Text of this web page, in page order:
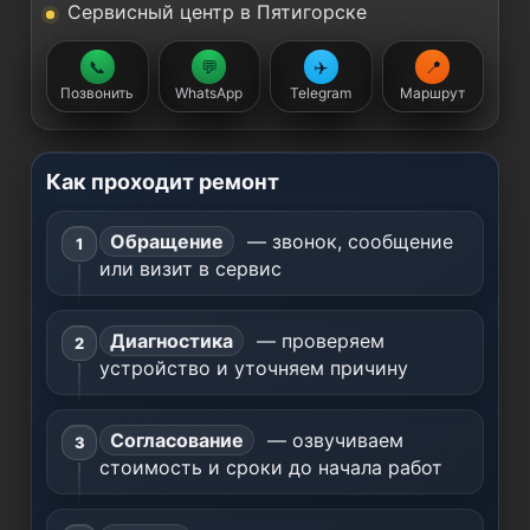
Сервисный центр в Пятигорске
📞
Позвонить
💬
WhatsApp
✈️
Telegram
📍
Маршрут
Как проходит ремонт
Обращение
— звонок, сообщение
или визит в сервис
Диагностика
— проверяем
устройство и уточняем причину
Согласование
— озвучиваем
стоимость и сроки до начала работ